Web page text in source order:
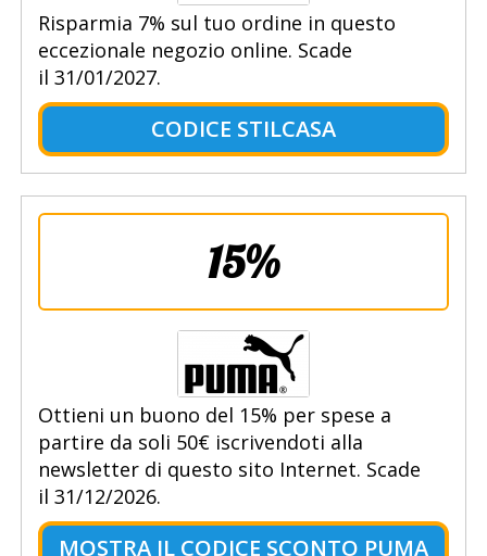
Risparmia 7% sul tuo ordine in questo
eccezionale negozio online. Scade
il 31/01/2027.
CODICE STILCASA
15%
Ottieni un buono del 15% per spese a
partire da soli 50€ iscrivendoti alla
newsletter di questo sito Internet. Scade
il 31/12/2026.
MOSTRA IL CODICE SCONTO PUMA